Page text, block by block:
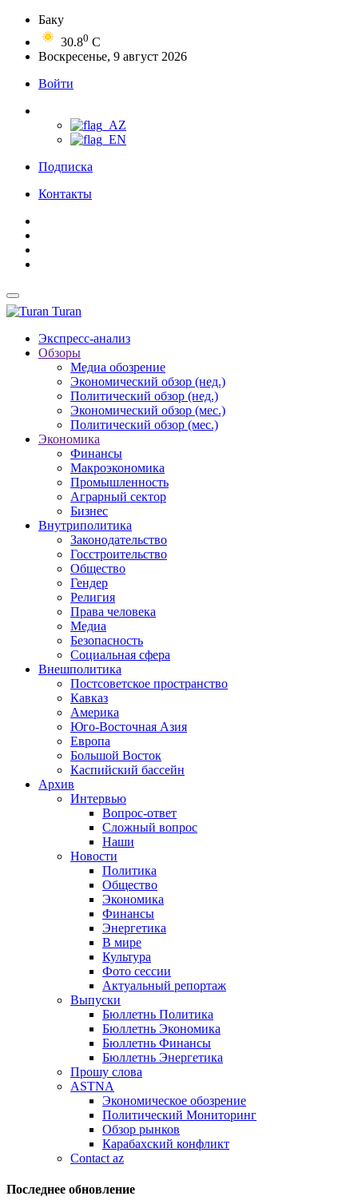
Баку
30.80 C
Воскресенье, 9 август 2026
Войти
Подписка
Контакты
Turan
Экспресс-анализ
Обзоры
Медиа обозрение
Экономический обзор (нед.)
Политический обзор (нед.)
Экономический обзор (мес.)
Политический обзор (мес.)
Экономика
Финансы
Макроэкономика
Промышленность
Аграрный сектор
Бизнес
Внутриполитика
Законодательство
Госстроительство
Общество
Гендер
Религия
Права человека
Медиа
Безопасность
Социальная сфера
Внешполитика
Постсоветское пространство
Кавказ
Америка
Юго-Восточная Азия
Европа
Большой Восток
Каспийский бассейн
Архив
Интервью
Вопрос-ответ
Сложный вопрос
Наши
Новости
Политика
Общество
Экономика
Финансы
Энергетика
В мире
Культура
Фото сессии
Актуальный репортаж
Выпуски
Бюллетнь Политика
Бюллетнь Экономика
Бюллетнь Финансы
Бюллетнь Энергетика
Прошу слова
ASTNA
Экономическое обозрение
Политический Мониторинг
Обзор рынков
Карабахский конфликт
Contact az
Последнее обновление